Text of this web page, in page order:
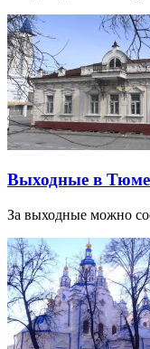
Выходные в
За выходные можно